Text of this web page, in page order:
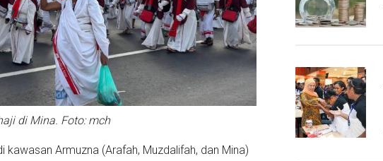
di Mina. Foto: mch
kawasan Armuzna (Arafah, Muzdalifah, dan Mina)